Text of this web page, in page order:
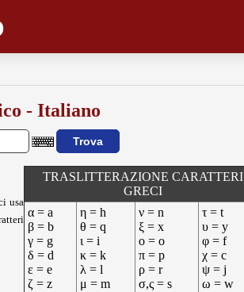
- Italiano
usa
TRASLITTERAZIONE CARATTERI
GRECI
α = a
β = b
γ = g
δ = d
ε = e
ζ = z
η = h
θ = q
ι = i
κ = k
λ = l
μ = m
ν = n
ξ = x
ο = o
π = p
ρ = r
σ,ς = s
τ = t
υ = y
φ = f
χ = c
ψ = j
ω = w